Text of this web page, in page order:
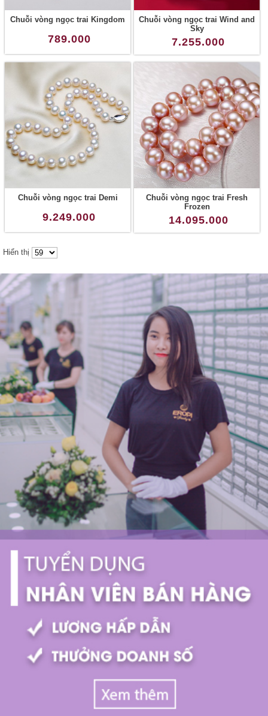
Chuỗi vòng ngọc trai Kingdom
789.000
Chuỗi vòng ngọc trai Wind and
Sky
7.255.000
Chuỗi vòng ngọc trai Demi
9.249.000
Chuỗi vòng ngọc trai Fresh
Frozen
14.095.000
Hiển thị